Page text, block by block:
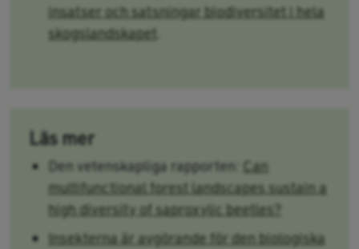
insatser och satsningar biodiversitet i hela
skogslandskapet
Läs mer
Den vetenskapliga rapporten: Can
multifunctional forest landscapes sustain a
high diversity of saproxylic beetles?
Insekterna är avgörande för den biologiska